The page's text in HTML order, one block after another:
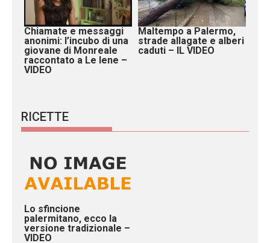
Chiamate e messaggi
anonimi: l’incubo di una
giovane di Monreale
raccontato a Le Iene –
VIDEO
Maltempo a Palermo,
strade allagate e alberi
caduti – IL VIDEO
RICETTE
Lo sfincione
palermitano, ecco la
versione tradizionale –
VIDEO